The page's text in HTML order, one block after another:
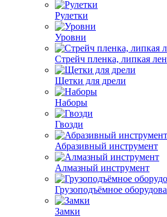
Рулетки
Уровни
Стрейч пленка, липкая
Щетки для дрели
Наборы
Гвозди
Абразивный инструмент
Алмазный инструмент
Грузоподъёмное
Замки